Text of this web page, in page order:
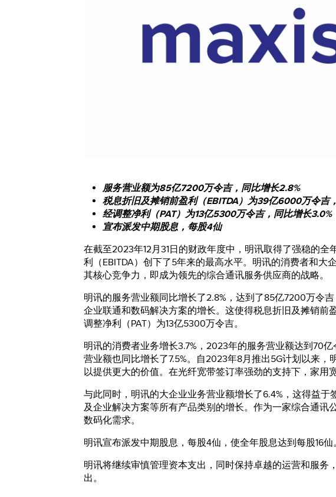
服务营业额为85亿7200万令吉，同比增长2.8%
税息折旧及摊销前盈利（EBITDA）为39亿6000万令吉
经调整净利（PAT）为13亿5300万令吉，同比增长3.0%
宣布派发中期股息，每股4仙
在截至2023年12月31日的财政年度中，明讯取得了强稳的
利（EBITDA）创下了5年来的最高水平。明讯的消费者和大
其核心竞争力，即成为领先的综合通讯服务供应商的战略。
明讯的服务营业额同比增长了2.8%，达到了85亿7200万令
企业联通和数码解决方案的增长。这使得税息折旧及摊销前
调整净利（PAT）为13亿5300万令吉。
明讯的消费者业务增长3.7%，2023年的服务营业额达到70
营业额也同比增长了7.5%。自2023年8月推出5G计划以来，
以提供更大的价值。在光纤宽带签订率强劲的支持下，家用
与此同时，明讯的大企业业务营业额增长了6.4%，这得益
及企业解决方案等所有产品类别的增长。作为一家综合通讯
数码化需求。
明讯宣布派发中期股息，每股4仙，使全年股息达到每股16仙。
明讯将继续审慎管理资本支出，同时保持卓越的运营和服务
出。